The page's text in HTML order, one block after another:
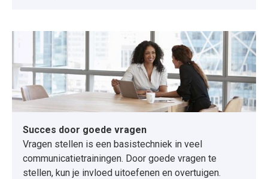
Succes door goede vragen
Vragen stellen is een basistechniek in veel
communicatietrainingen. Door goede vragen te
stellen, kun je invloed uitoefenen en overtuigen.